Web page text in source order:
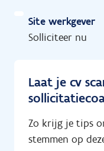
Site werkgever
Solliciteer nu
Laat je cv
Zo krijg je tips
stemmen op